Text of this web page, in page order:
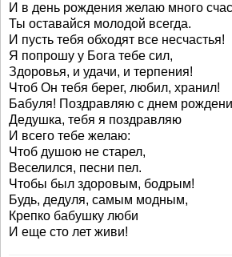
И в день рождения желаю много
Ты оставайся молодой всегда.
И пусть тебя обходят все несчастья!
Я попрошу у Бога тебе сил,
Здоровья, и удачи, и терпения!
Чтоб Он тебя берег, любил, хранил!
Бабуля! Поздравляю с днем
Дедушка, тебя я поздравляю
И всего тебе желаю:
Чтоб душою не старел,
Веселился, песни пел.
Чтобы был здоровым, бодрым!
Будь, дедуля, самым модным,
Крепко бабушку люби
И еще сто лет живи!